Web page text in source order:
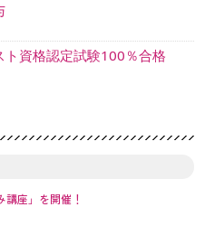
資格認定試験100％合格
座」を開催！